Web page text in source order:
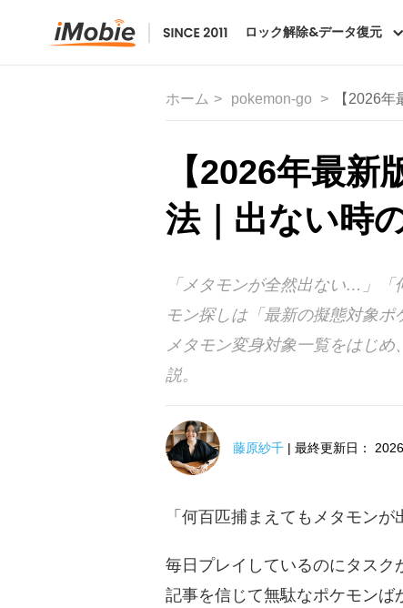
ロック解除&データ復元
ホーム pokemon-go 【2026
【2026年最
法｜出ない時
「メタモンが全然出ない…」
モン探しは「最新の擬態対象
メタモン変身対象一覧をはじ
説。
藤原紗千 | 最終更新日：
「何百匹捕まえてもメタモン
毎日プレイしているのにタス
記事を信じて無駄なポケモンば